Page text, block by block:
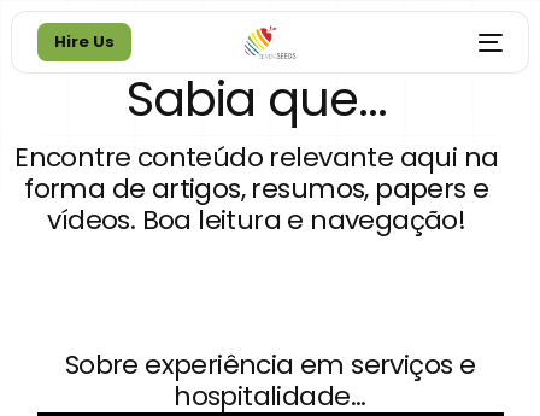
Hire Us
Hire Us
Sabia que...
Encontre conteúdo relevante aqui na
forma de artigos, resumos, papers e
vídeos. Boa leitura e navegação!
Sobre experiência em serviços e
hospitalidade...